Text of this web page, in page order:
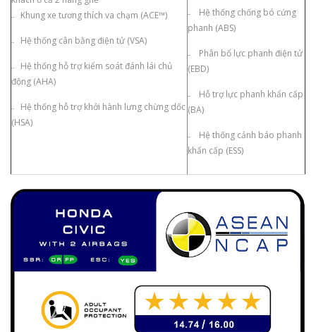
₋ Khung xe tương thích va chạm (ACE™)
₋ Hệ thống cân bằng điện tử (VSA)
₋ Hệ thống hỗ trợ kiểm soát đánh lái chủ
động (AHA)
₋ Hệ thống hỗ trợ khởi hành lưng chừng dốc
(HSA)
₋ Hệ thống chống bó cứng
phanh (ABS)
₋ Phân bổ lực phanh điện tử
(EBD)
₋ Hỗ trợ lực phanh khẩn cấp
(BA)
₋ Hệ thống cảnh báo phanh
khẩn cấp (ESS)